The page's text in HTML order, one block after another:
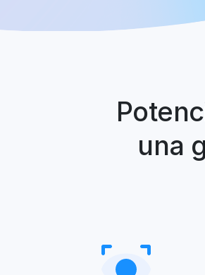
una